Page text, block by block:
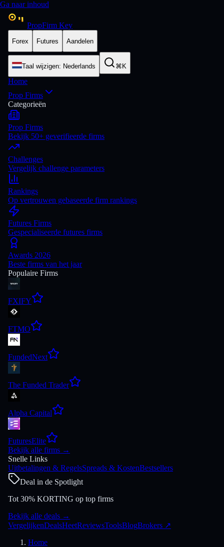
Ga naar inhoud
PropFirm Key
Forex Futures Aandelen
Taal wijzigen: Nederlands ⌘K
Home
Prop Firms
Categorieën
Prop Firms
Bekijk 50+ geverifieerde firms
Challenges
Vergelijk challenge parameters
Rankings
Op vertrouwen gebaseerde firm rankings
Futures Firms
Gespecialiseerde futures firms
Awards 2026
Beste firms van het jaar
Populaire Firms
FXIFY
FTMO
FundedNext
The Funded Trader
Alpha Capital
FuturesElite
Bekijk alle firms →
Snelle Links
Uitbetalingen & RegelsSpreads & KostenBestsellers
Deal in de Spotlight
Tot 30% KORTING op top firms
Bekijk alle deals →
VergelijkenDealsHeetReviewsToolsBlogBrokers ↗
Home